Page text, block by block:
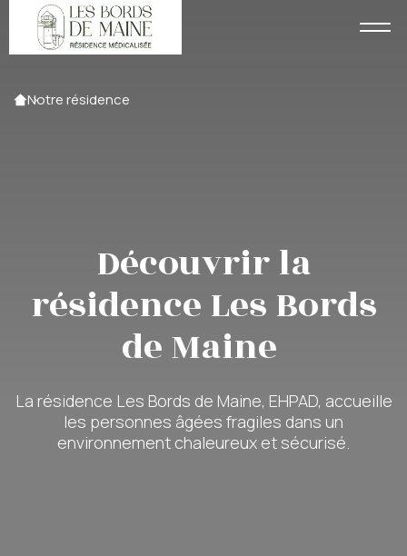
Accueil
Notre résidence
Découvrir la
résidence Les Bords
de Maine
La résidence Les Bords de Maine, EHPAD, accueille
les personnes âgées fragiles dans un
environnement chaleureux et sécurisé.